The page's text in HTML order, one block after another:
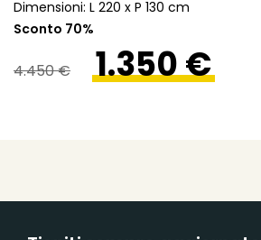
Dimensioni: L 220 x P 130 cm
Sconto 70%
4.450 € 1.350 €